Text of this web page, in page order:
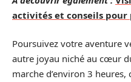
activités et conseils
Poursuivez votre aventure
autre joyau niché au cœur
marche d’environ 3 heures,